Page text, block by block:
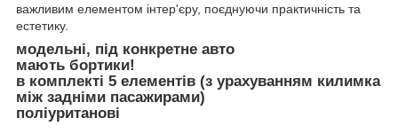
важливим елементом інтер'єру, поєднуючи практичність та
естетику.
модельні, під конкретне авто
мають бортики!
в комплекті 5 елементів (з урахуванням килимка
між задніми пасажирами)
поліуританові